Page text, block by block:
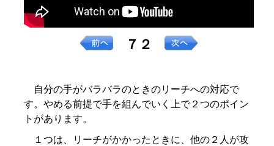
７２
自分の手がバラバラのときのリーチへの対応で
す。やめる前提で手を組んでいく上で２つのポイン
トがあります。
１つは、リーチがかかったときに、他の２人が攻